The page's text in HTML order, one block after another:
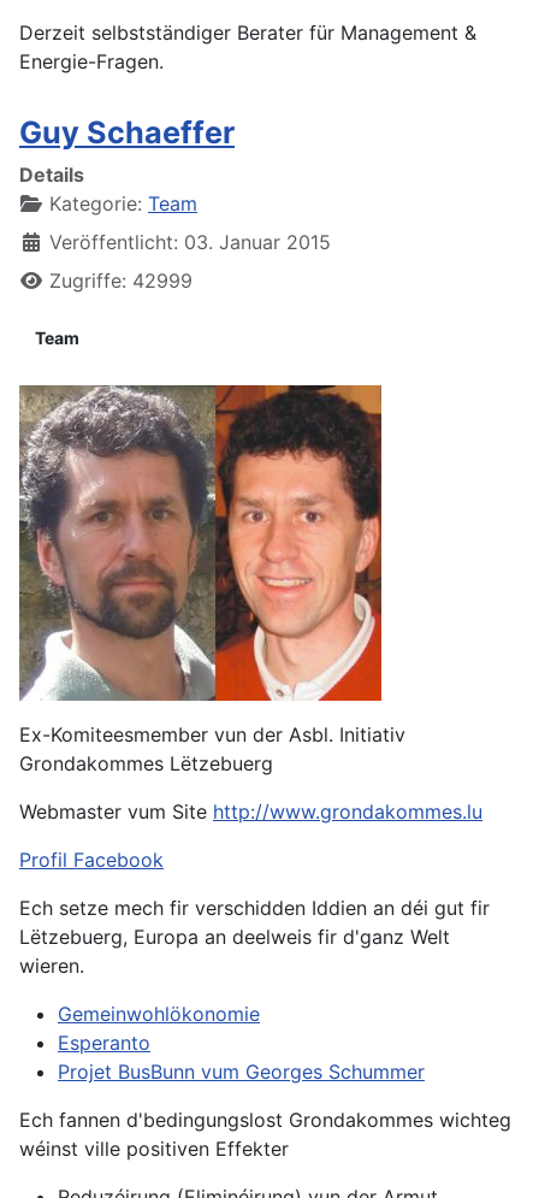
Derzeit selbstständiger Berater für Management &
Energie-Fragen.
Guy Schaeffer
Details
Kategorie: Team
Veröffentlicht: 03. Januar 2015
Zugriffe: 42999
Team
Ex-Komiteesmember vun der Asbl. Initiativ
Grondakommes Lëtzebuerg
Webmaster vum Site http://www.grondakommes.lu
Profil Facebook
Ech setze mech fir verschidden Iddien an déi gut fir
Lëtzebuerg, Europa an deelweis fir d'ganz Welt
wieren.
Gemeinwohlökonomie
Esperanto
Projet BusBunn vum Georges Schummer
Ech fannen d'bedingungslost Grondakommes wichteg
wéinst ville positiven Effekter